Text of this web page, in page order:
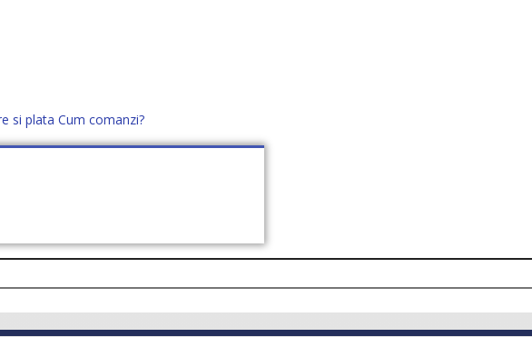
si plata Cum comanzi?
+40 760952425
NOI CONTACT CERE OFERTĂ (0)